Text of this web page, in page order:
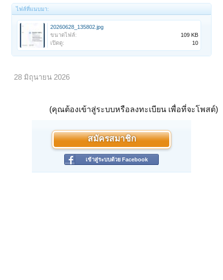
ไฟล์ที่แนบมา:
20260628_135802.jpg
ขนาดไฟล์:
109 KB
เปิดดู:
10
28 มิถุนายน 2026
(คุณต้องเข้าสู่ระบบหรือลงทะเบียน เพื่อที่จะโพสต์)
สมัครสมาชิก
เข้าสู่ระบบด้วย Facebook